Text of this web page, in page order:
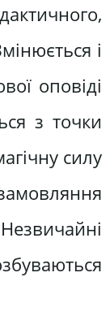
і
оповіді
з точки
силу